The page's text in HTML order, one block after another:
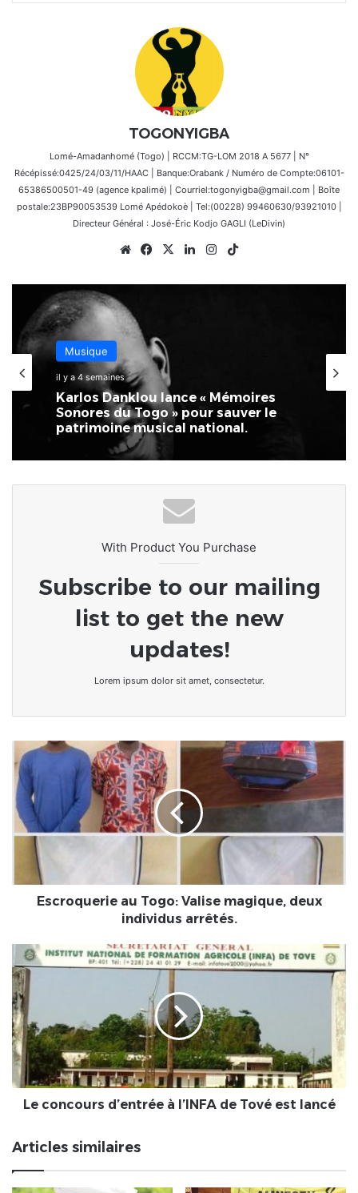
TOGONYIGBA
Lomé-Amadanhomé (Togo) | RCCM:TG-LOM 2018 A 5677 | N°
Récépissé:0425/24/03/11/HAAC | Banque:Orabank / Numéro de Compte:06101-
65386500501-49 (agence kpalimé) | Courriel:togonyigba@gmail.com | Boîte
postale:23BP90053539 Lomé Apédokoè | Tel:(00228) 99460630/93921010 |
Directeur Général : José-Éric Kodjo GAGLI (LeDivin)
WebsiteFacebook
X LinkedinInstagram
Musique
il y a 4 semaines
Karlos Danklou lance « Mémoires
Sonores du Togo » pour sauver le
patrimoine musical national.
With Product You Purchase
Subscribe to our mailing
list to get the new
updates!
Lorem ipsum dolor sit amet, consectetur.
Escroquerie
au
Togo:
Valise
magique,
deux
individus
arrêtés.
Escroquerie au Togo: Valise magique, deux
individus arrêtés.
concours
d’entrée
à
l’INFA
de
Tové
est
lancé
Le concours d’entrée à l’INFA de Tové est lancé
Articles similaires